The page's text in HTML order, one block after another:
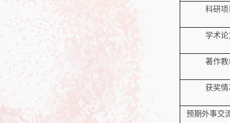
科研项
学术论
著作教
获奖情
预期外事交